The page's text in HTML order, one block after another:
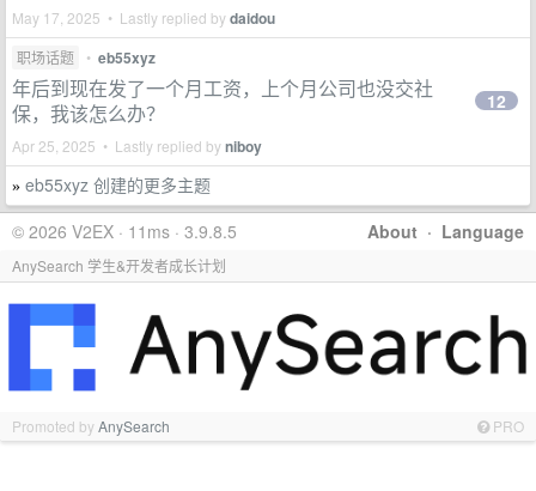
May 17, 2025 • Lastly replied bydaidou
职场话题 • eb55xyz
年后到现在发了一个月工资，上个月公司也没交社
保，我该怎么办？
Apr 25, 2025 • Lastly replied byniboy
12
» eb55xyz 创建的更多主题
About · Language
© 2026 V2EX · 11ms · 3.9.8.5
AnySearch 学生&开发者成长计划
Promoted byAnySearch PRO